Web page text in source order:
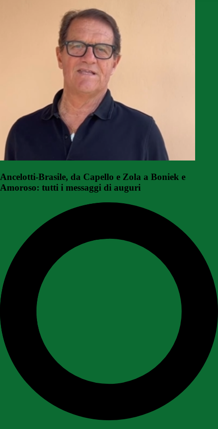
Ancelotti-Brasile, da Capello e Zola a Boniek e
Amoroso: tutti i messaggi di auguri